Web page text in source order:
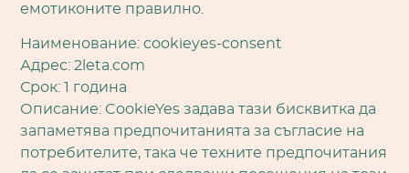
емотиконите правилно.
Наименование: cookieyes-consent
Адрес: 2leta.com
Срок: 1 година
Описание: CookieYes задава тази бисквитка да
запаметява предпочитанията за съгласие на
потребителите, така че техните предпочитания